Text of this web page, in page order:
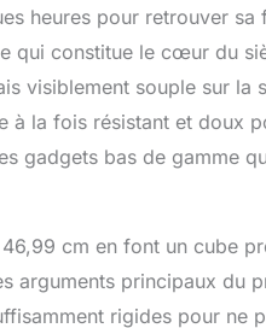
beaucoup
construction en
confortable pour
fond
siège restent
Utilisation multi-
pour ranger des
éléments
pour chien
heures pour retrouver
qui constitue le cœur du
visiblement souple sur la
à la fois résistant et doux
gadgets bas de gamme
cm en font un cube
arguments principaux
rigides pour ne